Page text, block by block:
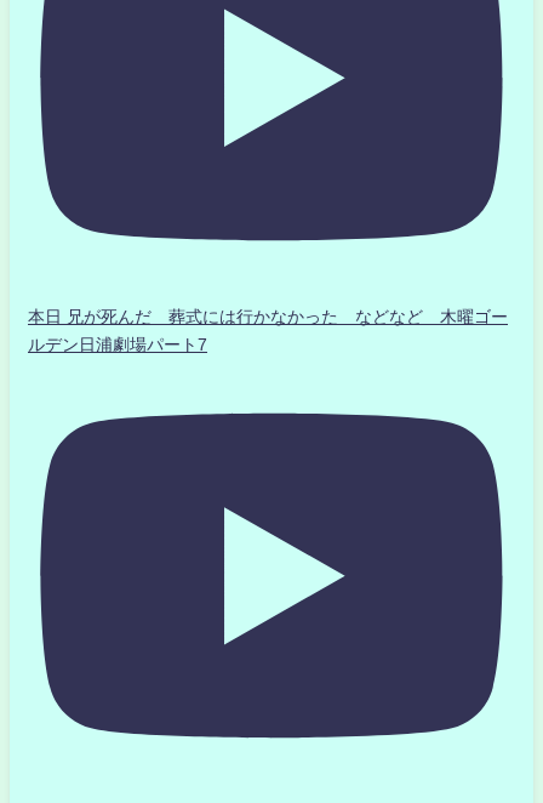
本日 兄が死んだ 葬式には行かなかった などなど 木曜ゴー
ルデン日浦劇場パート7